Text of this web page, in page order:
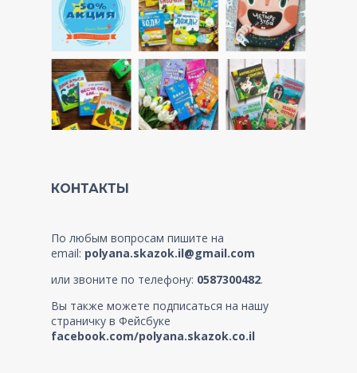
КОНТАКТЫ
По любым вопросам пишите на
email: polyana.skazok.il@gmail.com
или звоните по телефону: 0587300482.
Вы также можете подписаться на нашу
страничку в Фейсбуке
facebook.com/polyana.skazok.co.il